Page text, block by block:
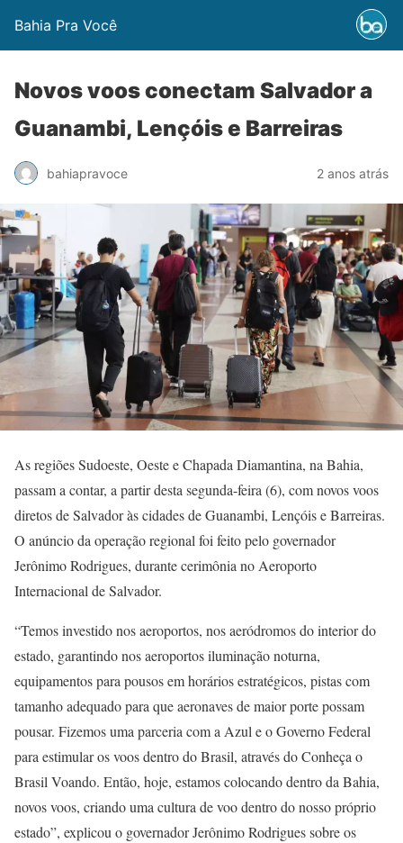
Bahia Pra Você
Novos voos conectam Salvador a
Guanambi, Lençóis e Barreiras
bahiapravoce 2 anos atrás
As regiões Sudoeste, Oeste e Chapada Diamantina, na Bahia,
passam a contar, a partir desta segunda-feira (6), com novos voos
diretos de Salvador às cidades de Guanambi, Lençóis e Barreiras.
O anúncio da operação regional foi feito pelo governador
Jerônimo Rodrigues, durante cerimônia no Aeroporto
Internacional de Salvador.
“Temos investido nos aeroportos, nos aeródromos do interior do
estado, garantindo nos aeroportos iluminação noturna,
equipamentos para pousos em horários estratégicos, pistas com
tamanho adequado para que aeronaves de maior porte possam
pousar. Fizemos uma parceria com a Azul e o Governo Federal
para estimular os voos dentro do Brasil, através do Conheça o
Brasil Voando. Então, hoje, estamos colocando dentro da Bahia,
novos voos, criando uma cultura de voo dentro do nosso próprio
estado”, explicou o governador Jerônimo Rodrigues sobre os